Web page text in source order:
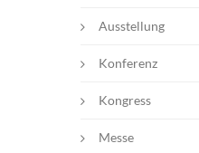
Ausstellung
Konferenz
Kongress
Messe